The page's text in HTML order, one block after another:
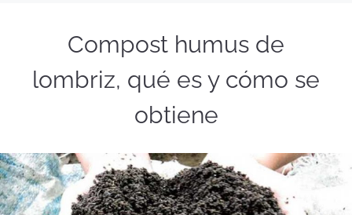
Compost humus de
lombriz, qué es y cómo se
obtiene